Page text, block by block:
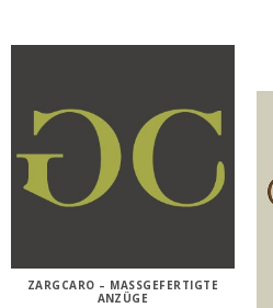
ZARGCARO – MASSGEFERTIGTE
ANZÜGE